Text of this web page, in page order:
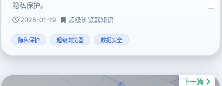
隐私保护。
2025-01-19 超级浏览器知识
隐私保护 超级浏览器 数据安全
下一篇